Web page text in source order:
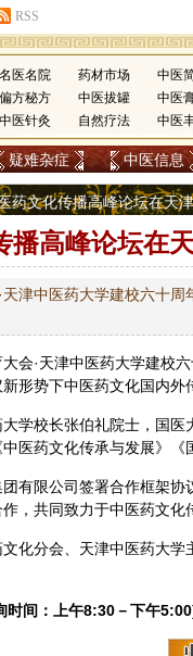
名医名院 药材市场 中医
偏方秘方
中医拔罐 中医
中医针灸
自然疗法 中医
疑难杂症 中医信息
药文化传播高峰论坛在天
播高峰论坛在
津中医药大学建校六十
会·天津中医药大学建校
形势下中医药文化国内外
学校长张伯礼院士，国医
医药文化传承与发展》《
有限公司签署合作框架
，共同致力于中医药文化
化分会、天津中医药大
时间：上午8:30－下午